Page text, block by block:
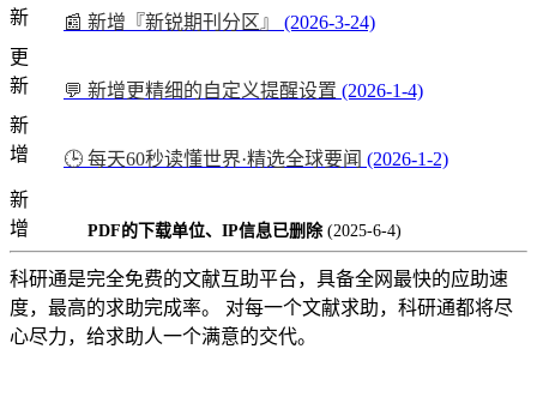
新
📰 新增『新锐期刊分区』
(2026-3-24)
更
新
💬 新增更精细的自定义提醒设置 (2026-1-4)
新
增
🕒 每天60秒读懂世界·精选全球要闻 (2026-1-2)
新
增
PDF的下载单位、IP信息已删除 (2025-6-4)
科研通是完全免费的文献互助平台，具备全网最快的应助速
度，最高的求助完成率。 对每一个文献求助，科研通都将尽
心尽力，给求助人一个满意的交代。